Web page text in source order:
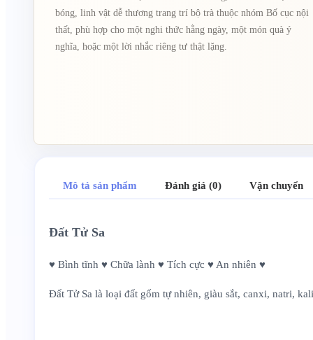
bóng, linh vật dễ thương trang trí bộ trà thuộc nhóm Bố cục nội
thất, phù hợp cho một nghi thức hằng ngày, một món quà ý
nghĩa, hoặc một lời nhắc riêng tư thật lặng.
Đất Tử Sa
♥ Bình tĩnh ♥ Chữa lành ♥ Tích cực ♥ An nhiên ♥
Đất Tử Sa là loại đất gốm tự nhiên, giàu sắt, canxi, natri,
Mô tả sản phẩm Đánh giá (0) Vận chuyển